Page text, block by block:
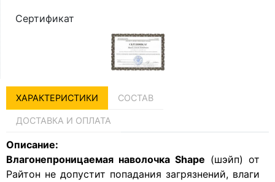
Сертификат
ХАРАКТЕРИСТИКИ СОСТАВ
ДОСТАВКА И ОПЛАТА
Описание:
Влагонепроницаемая наволочка Shape (шэйп) от
Райтон не допустит попадания загрязнений, влаги